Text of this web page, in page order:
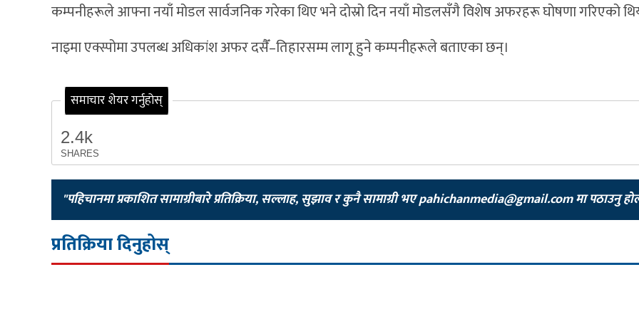
कम्पनीहरूले आफ्ना नयाँ मोडल सार्वजनिक गरेका थिए भने दोस्रो दिन नयाँ मोडलसँगै विशेष अफरहरू घोषणा गरिएको
नाइमा एक्स्पोमा उपलब्ध अधिकांश अफर दसैँ–तिहारसम्म लागू हुने कम्पनीहरूले बताएका छन्।
समाचार शेयर गर्नुहोस्
2.4k
SHARES
"पहिचानमा प्रकाशित सामाग्रीबारे प्रतिक्रिया, सल्लाह, सुझाव र कुनै सामाग्री भएpahichanmedia@gmail.comमा पठाउनु
प्रतिक्रिया दिनुहोस्